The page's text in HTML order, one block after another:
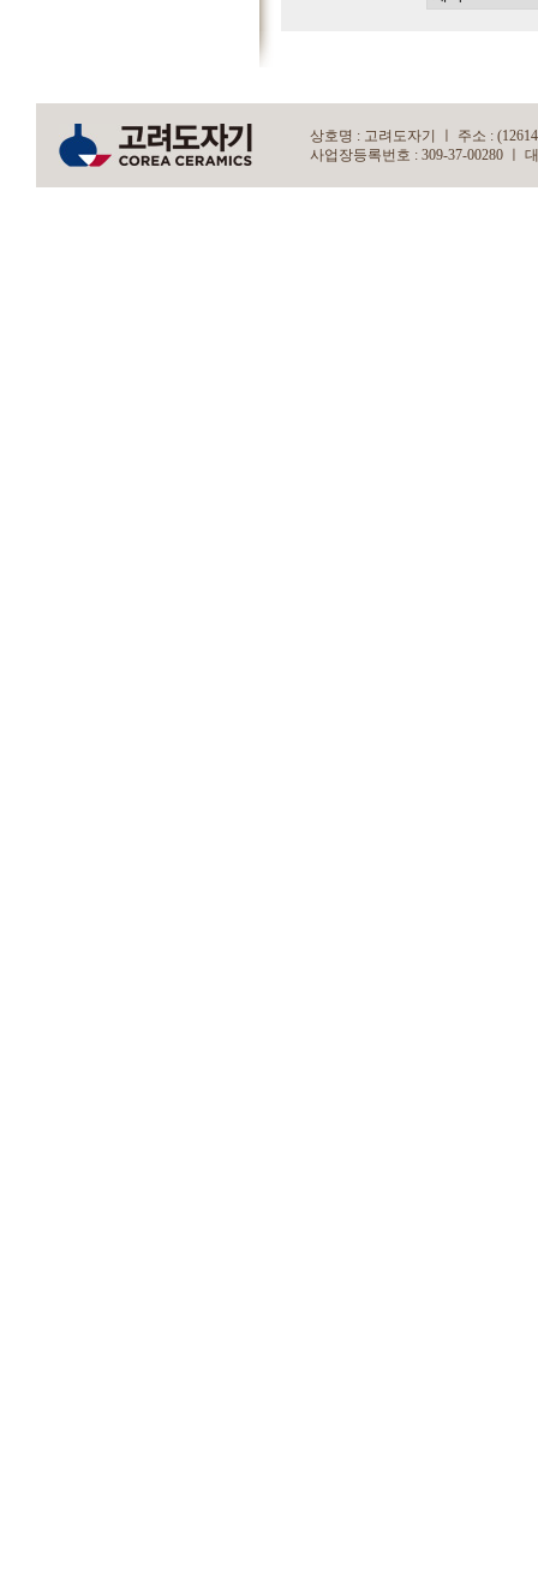
상호명 : 고려도자기 ㅣ 주소 :
사업장등록번호 : 309-37-00280 ㅣ